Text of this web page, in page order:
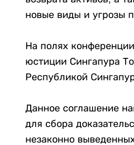
новые виды и угрозы
На полях
юстиции Сингапура
Республикой
Данное соглашение
для сбора
незаконно